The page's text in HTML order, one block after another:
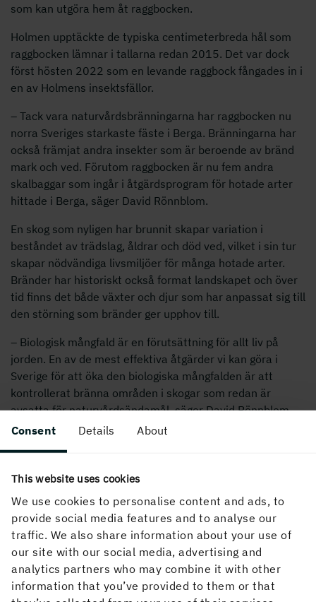
Consent Details About
This website uses cookies
We use cookies to personalise content and ads, to
provide social media features and to analyse our
traffic. We also share information about your use of
our site with our social media, advertising and
analytics partners who may combine it with other
information that you’ve provided to them or that
som kan utgöra hem åt raggbocken.
Holmen upptäckte de typiska centimeterbreda hål som
raggbocken lämnar i tallarna redan 2015. Det var dock
först hösten 2022 som en levande raggbock fångades in i
en av Holmens insektsfällor.
– Tack vara naturvårdsbränningarna har raggbocken nu
norra Sveriges starkaste fäste i Berga. Bränningarna har
också främjat andra insekter som är beroende av bränd
mark och ved. Förutom raggbocken är nu fem andra
skalbaggar som ingår i åtgärdsprogram för hotade arter
hittade i Berga, säger David Rönnblom.
En skog som nyligen har brunnit skapar variation i
beståndet av trädslag, åldrar och död ved, vilket i sin tur
skapar nödvändiga livsmiljöer för många hotade arter.
Bränder har historiskt också format landskapet och över
tid finns det både växter och djur som har anpassat sig till
den störning som bränder ger upphov till.
– Biologisk mångfald är en förutsättning för allt liv på
jorden. En av de mest effektiva åtgärder vi kan göra i
Sverige för att öka den biologiska mångfalden är att
kontrollerat bränna områden i skogar som redan är
avsatta för naturvårdsändamål, säger David Rönnblom.
För mer information, kontakta:
Sonja Sandbacka, pr-ansvarig Holmen Skog, 076-103 64
26,
sonja.sandbacka@holmen.com
Fakta om raggbocken
Raggbocken är en av Sveriges största
skalbaggar, upp till tre centimeter lång.